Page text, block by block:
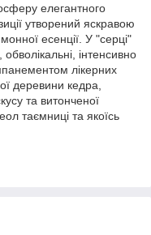
елегантного
утворений яскравою
есенції. У "серці"
інтенсивно
лікерних
деревини кедра,
та витонченої
таємниці та якоїсь